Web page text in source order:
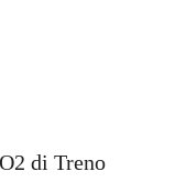
di Treno